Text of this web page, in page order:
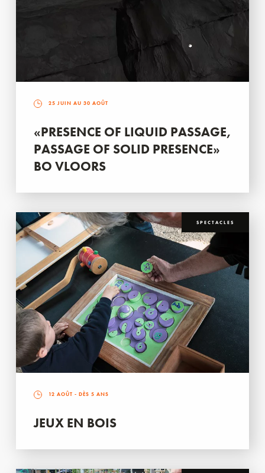
25 JUIN AU 30 AOÛT
«PRESENCE OF LIQUID PASSAGE,
PASSAGE OF SOLID PRESENCE»
BO VLOORS
SPECTACLES
12 AOÛT - DÈS 5 ANS
JEUX EN BOIS